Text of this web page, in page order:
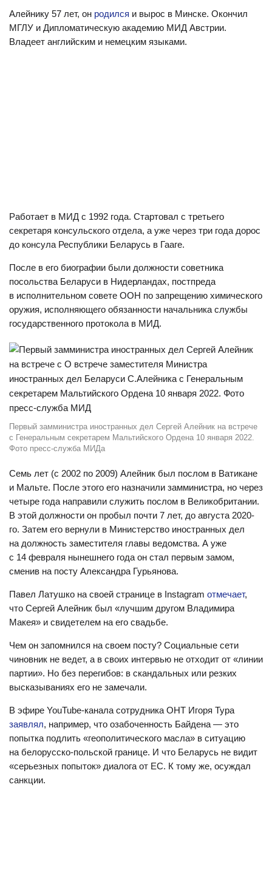
Алейнику 57 лет, он родился и вырос в Минске. Окончил
МГЛУ и Дипломатическую академию МИД Австрии.
Владеет английским и немецким языками.
Работает в МИД с 1992 года. Стартовал с третьего
секретаря консульского отдела, а уже через три года дорос
до консула Республики Беларусь в Гааге.
После в его биографии были должности советника
посольства Беларуси в Нидерландах, постпреда
в исполнительном совете ООН по запрещению химического
оружия, исполняющего обязанности начальника службы
государственного протокола в МИД.
Первый замминистра иностранных дел Сергей Алейник на встрече
с Генеральным секретарем Мальтийского Ордена 10 января 2022.
Фото пресс-служба МИДа
Семь лет (с 2002 по 2009) Алейник был послом в Ватикане
и Мальте. После этого его назначили замминистра, но через
четыре года направили служить послом в Великобритании.
В этой должности он пробыл почти 7 лет, до августа 2020-
го. Затем его вернули в Министерство иностранных дел
на должность заместителя главы ведомства. А уже
с 14 февраля нынешнего года он стал первым замом,
сменив на посту Александра Гурьянова.
Павел Латушко на своей странице в Instagram отмечает,
что Сергей Алейник был «лучшим другом Владимира
Макея» и свидетелем на его свадьбе.
Чем он запомнился на своем посту? Социальные сети
чиновник не ведет, а в своих интервью не отходит от «линии
партии». Но без перегибов: в скандальных или резких
высказываниях его не замечали.
В эфире YouTube-канала сотрудника ОНТ Игоря Тура
заявлял, например, что озабоченность Байдена — это
попытка подлить «геополитического масла» в ситуацию
на белорусско-польской границе. И что Беларусь не видит
«серьезных попыток» диалога от ЕС. К тому же, осуждал
санкции.